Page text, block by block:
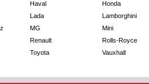
Haval Honda
Lada Lamborghini
MG Mini
Renault Rolls-Royce
Toyota Vauxhall